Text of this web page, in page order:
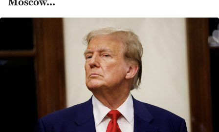
Moscow...